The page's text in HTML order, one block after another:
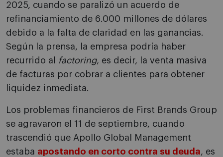
2025, cuando se paralizó un acuerdo de
refinanciamiento de 6.000 millones de dólares
debido a la falta de claridad en las ganancias.
Según la prensa, la empresa podría haber
recurrido al
factoring, es decir, la venta masiva
de facturas por cobrar a clientes para obtener
liquidez inmediata.
Los problemas financieros de First Brands Group
se agravaron el 11 de septiembre, cuando
trascendió que Apollo Global Management
estaba apostando en corto contra su deuda, es